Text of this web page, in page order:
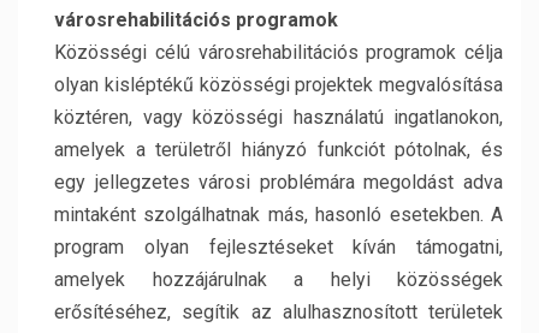
városrehabilitációs programok
Közösségi célú városrehabilitációs programok célja
olyan kisléptékű közösségi projektek megvalósítása
köztéren, vagy közösségi használatú ingatlanokon,
amelyek a területről hiányzó funkciót pótolnak, és
egy jellegzetes városi problémára megoldást adva
mintaként szolgálhatnak más, hasonló esetekben. A
program olyan fejlesztéseket kíván támogatni,
amelyek hozzájárulnak a helyi közösségek
erősítéséhez, segítik az alulhasznosított területek